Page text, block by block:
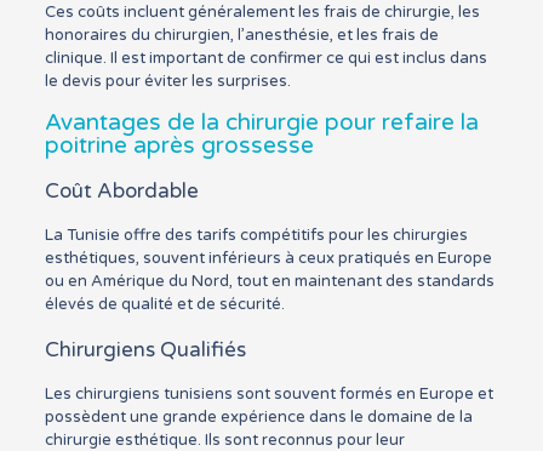
Ces coûts incluent généralement les frais de chirurgie, les
honoraires du chirurgien, l’anesthésie, et les frais de
clinique. Il est important de confirmer ce qui est inclus dans
le devis pour éviter les surprises.
Avantages de la chirurgie pour refaire la
poitrine après grossesse
Coût Abordable
La Tunisie offre des tarifs compétitifs pour les chirurgies
esthétiques, souvent inférieurs à ceux pratiqués en Europe
ou en Amérique du Nord, tout en maintenant des standards
élevés de qualité et de sécurité.
Chirurgiens Qualifiés
Les chirurgiens tunisiens sont souvent formés en Europe et
possèdent une grande expérience dans le domaine de la
chirurgie esthétique. Ils sont reconnus pour leur